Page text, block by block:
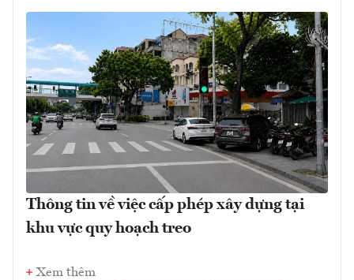
Thông tin về việc cấp phép xây dựng tại
khu vực quy hoạch treo
Xem thêm